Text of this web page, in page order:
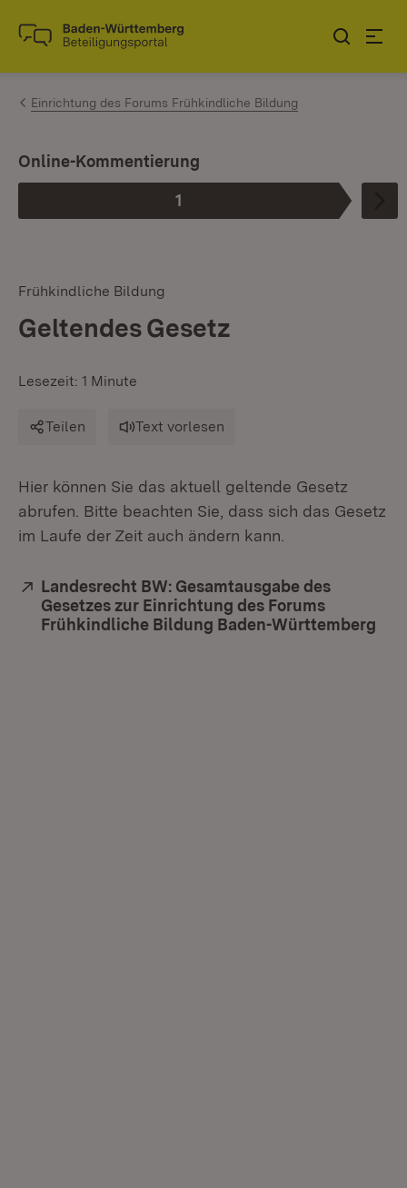
Zum Inhalt springen
Link zur Startseite
Einrichtung des Forums Frühkindliche Bildung
Phase
1
:
Online-Kommentierung
Frühkindliche Bildung
Geltendes Gesetz
Lesezeit: 1 Minute
Teilen Text vorlesen
Hier können Sie das aktuell geltende Gesetz
abrufen. Bitte beachten Sie, dass sich das Gesetz
im Laufe der Zeit auch ändern kann.
Extern:
Landesrecht BW: Gesamtausgabe des
Gesetzes zur Einrichtung des Forums
Frühkindliche Bildung Baden-Württemberg